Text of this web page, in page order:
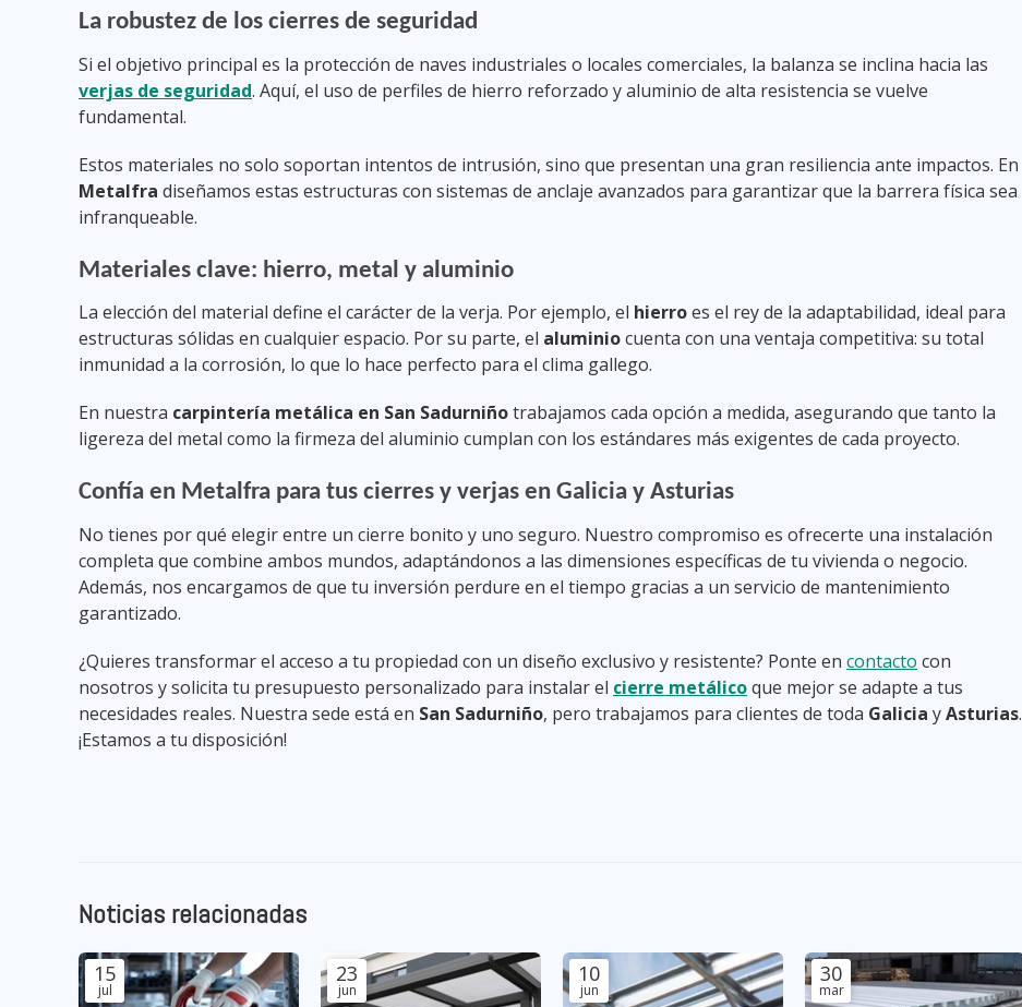
La robustez de los cierres de seguridad
Si el objetivo principal es la protección de naves industriales o locales comerciales, la balanza se inclina hacia las
verjas de seguridad. Aquí, el uso de perfiles de hierro reforzado y aluminio de alta resistencia se vuelve
fundamental.
Estos materiales no solo soportan intentos de intrusión, sino que presentan una gran resiliencia ante impactos. En
Metalfra diseñamos estas estructuras con sistemas de anclaje avanzados para garantizar que la barrera física sea
infranqueable.
Materiales clave: hierro, metal y aluminio
La elección del material define el carácter de la verja. Por ejemplo, el hierroes el rey de la adaptabilidad, ideal para
estructuras sólidas en cualquier espacio. Por su parte, el aluminiocuenta con una ventaja competitiva: su total
inmunidad a la corrosión, lo que lo hace perfecto para el clima gallego.
En nuestra carpintería metálica en San Sadurniñotrabajamos cada opción a medida, asegurando que tanto la
ligereza del metal como la firmeza del aluminio cumplan con los estándares más exigentes de cada proyecto.
Confía en Metalfra para tus cierres y verjas en Galicia y Asturias
No tienes por qué elegir entre un cierre bonito y uno seguro. Nuestro compromiso es ofrecerte una instalación
completa que combine ambos mundos, adaptándonos a las dimensiones específicas de tu vivienda o negocio.
Además, nos encargamos de que tu inversión perdure en el tiempo gracias a un servicio de mantenimiento
garantizado.
¿Quieres transformar el acceso a tu propiedad con un diseño exclusivo y resistente? Ponte en contacto con
nosotros y solicita tu presupuesto personalizado para instalar el cierre metálicoque mejor se adapte a tus
necesidades reales. Nuestra sede está en San Sadurniño, pero trabajamos para clientes de toda Galicia yAsturias.
¡Estamos a tu disposición!
Noticias relacionadas
15
jul
23
jun
10
jun
30
mar